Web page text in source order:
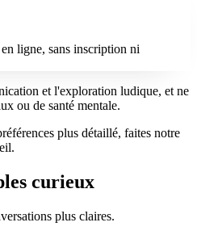
ligne, sans inscription ni
et l'exploration ludique, et ne
ou de santé mentale.
plus détaillé, faites notre
curieux
plus claires.